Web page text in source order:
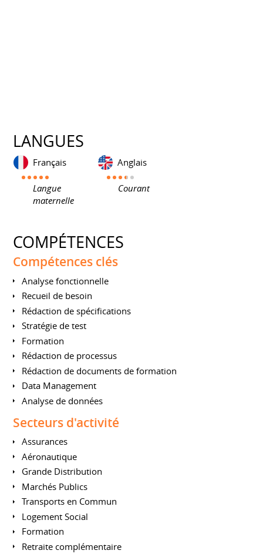
LANGUES
Français
Langue
maternelle
Anglais
Courant
COMPÉTENCES
Compétences clés
Analyse fonctionnelle
Recueil de besoin
Rédaction de spécifications
Stratégie de test
Formation
Rédaction de processus
Rédaction de documents de formation
Data Management
Analyse de données
Secteurs d'activité
Assurances
Aéronautique
Grande Distribution
Marchés Publics
Transports en Commun
Logement Social
Formation
Retraite complémentaire